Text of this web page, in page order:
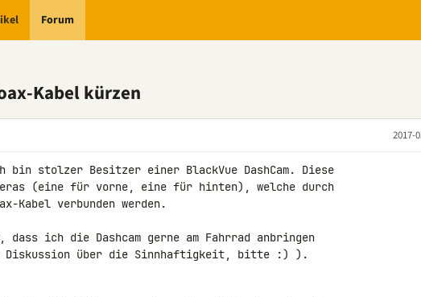
Forum
Kabel kürzen
2017-
stolzer Besitzer einer BlackVue DashCam. Diese
(eine für vorne, eine für hinten), welche durch
Kabel verbunden werden.
dass ich die Dashcam gerne am Fahrrad anbringen
Diskussion über die Sinnhaftigkeit, bitte :) ).